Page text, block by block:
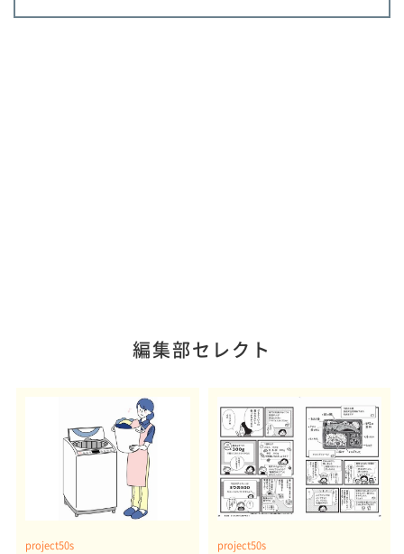
編集部セレクト
project50s project50s